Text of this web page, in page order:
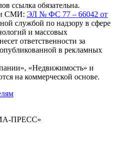
ссылка обязательна.
СМИ: ЭЛ № ФС 77 – 66042 от
службой по надзору в сфере
и массовых
ответственности за
в рекламных
«Недвижимость» и
на коммерческой основе.
ПРЕСС»